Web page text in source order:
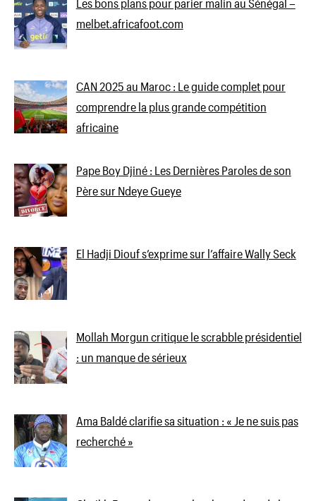
Les bons plans pour parier malin au Sénégal –
melbet.africafoot.com
CAN 2025 au Maroc : Le guide complet pour
comprendre la plus grande compétition
africaine
Pape Boy Djiné : Les Dernières Paroles de son
Père sur Ndeye Gueye
El Hadji Diouf s’exprime sur l’affaire Wally Seck
Mollah Morgun critique le scrabble présidentiel
: un manque de sérieux
Ama Baldé clarifie sa situation : « Je ne suis pas
recherché »